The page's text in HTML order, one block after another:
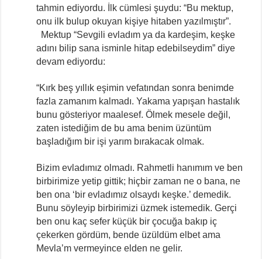
tahmin ediyordu. İlk cümlesi şuydu: “Bu mektup,
onu ilk bulup okuyan kişiye hitaben yazılmıştır”.
Mektup “Sevgili evladım ya da kardeşim, keşke
adını bilip sana isminle hitap edebilseydim” diye
devam ediyordu:
“Kırk beş yıllık eşimin vefatından sonra benimde
fazla zamanım kalmadı. Yakama yapışan hastalık
bunu gösteriyor maalesef. Ölmek mesele değil,
zaten istediğim de bu ama benim üzüntüm
başladığım bir işi yarım bırakacak olmak.
Bizim evladımız olmadı. Rahmetli hanımım ve ben
birbirimize yetip gittik; hiçbir zaman ne o bana, ne
ben ona ‘bir evladımız olsaydı keşke.’ demedik.
Bunu söyleyip birbirimizi üzmek istemedik. Gerçi
ben onu kaç sefer küçük bir çocuğa bakıp iç
çekerken gördüm, bende üzüldüm elbet ama
Mevla’m vermeyince elden ne gelir.